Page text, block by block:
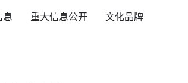
息 重大信息公开 文化品牌